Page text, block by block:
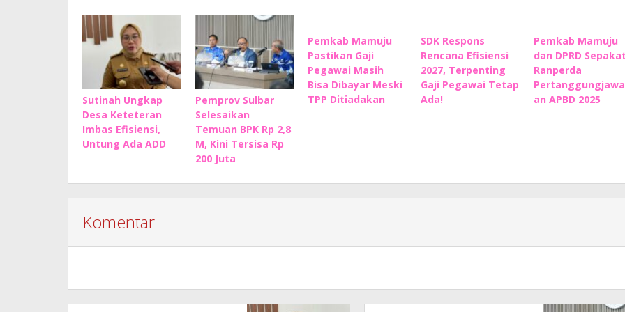
Sutinah Ungkap
Desa Keteteran
Imbas Efisiensi,
Untung Ada ADD
Pemprov Sulbar
Selesaikan
Temuan BPK Rp 2,8
M, Kini Tersisa Rp
200 Juta
Pemkab Mamuju
Pastikan Gaji
Pegawai Masih
Bisa Dibayar Meski
TPP Ditiadakan
SDK Respons
Rencana Efisiensi
2027, Terpenting
Gaji Pegawai Tetap
Ada!
Pemkab Mamuju
dan DPRD
Ranperda
an APBD 2025
Komentar